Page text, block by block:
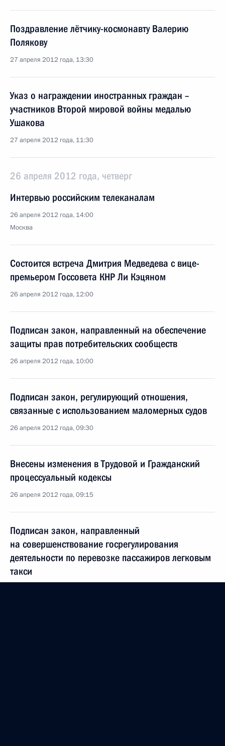
Поздравление лётчику-космонавту Валерию
Полякову
27 апреля 2012 года, 13:30
Указ о награждении иностранных граждан –
участников Второй мировой войны медалью
Ушакова
27 апреля 2012 года, 11:30
26 апреля 2012 года, четверг
Интервью российским телеканалам
26 апреля 2012 года, 14:00
Москва
Состоится встреча Дмитрия Медведева с вице-
премьером Госсовета КНР Ли Кэцяном
26 апреля 2012 года, 12:00
Подписан закон, направленный на обеспечение
защиты прав потребительских сообществ
26 апреля 2012 года, 10:00
Подписан закон, регулирующий отношения,
связанные с использованием маломерных судов
26 апреля 2012 года, 09:30
Внесены изменения в Трудовой и Гражданский
процессуальный кодексы
26 апреля 2012 года, 09:15
Подписан закон, направленный
на совершенствование госрегулирования
деятельности по перевозке пассажиров легковым
такси